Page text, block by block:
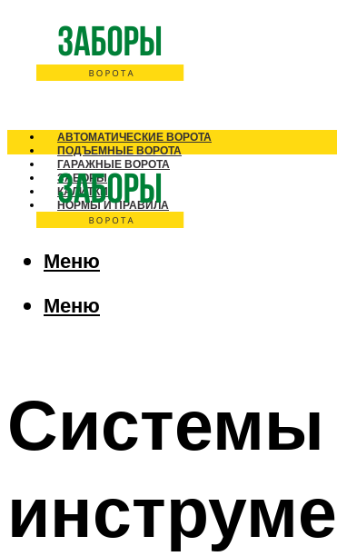
АВТОМАТИЧЕСКИЕ ВОРОТА
ПОДЪЕМНЫЕ ВОРОТА
ГАРАЖНЫЕ ВОРОТА
ЗАБОРЫ
КАЛИТКИ
НОРМЫ И ПРАВИЛА
Меню
Меню
Системы